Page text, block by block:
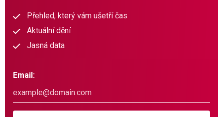
Přehled, který vám ušetří čas
Aktuální dění
Jasná data
Email: